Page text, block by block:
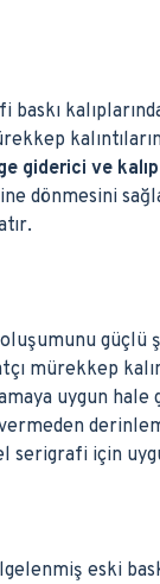
baskı
giderici ve
dönmesini
güçlü
mürekkep
uygun
vermeden
serigrafi için
eski